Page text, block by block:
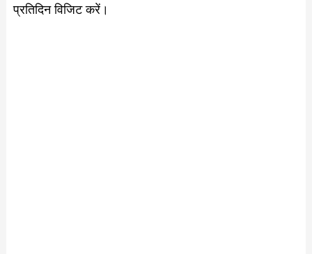
प्रतिदिन विजिट करें।